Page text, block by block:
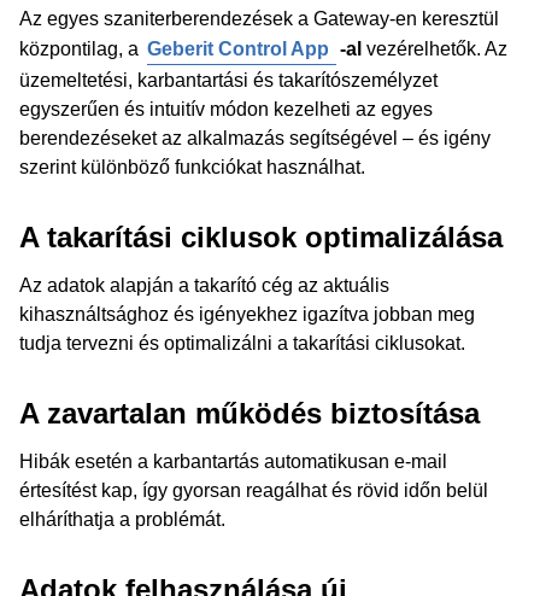
Az egyes szaniterberendezések a Gateway-en keresztül
központilag, a Geberit Control App -al vezérelhetők. Az
üzemeltetési, karbantartási és takarítószemélyzet
egyszerűen és intuitív módon kezelheti az egyes
berendezéseket az alkalmazás segítségével – és igény
szerint különböző funkciókat használhat.
A takarítási ciklusok optimalizálása
Az adatok alapján a takarító cég az aktuális
kihasználtsághoz és igényekhez igazítva jobban meg
tudja tervezni és optimalizálni a takarítási ciklusokat.
A zavartalan működés biztosítása
Hibák esetén a karbantartás automatikusan e-mail
értesítést kap, így gyorsan reagálhat és rövid időn belül
elháríthatja a problémát.
Adatok felhasználása új